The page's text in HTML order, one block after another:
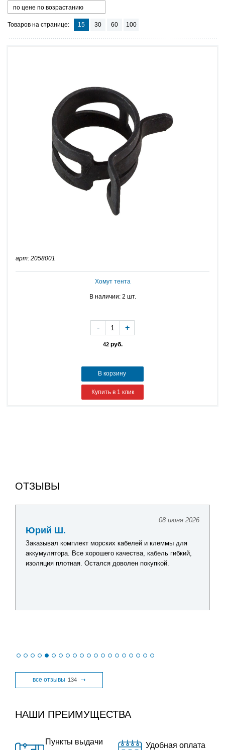
по цене по возрастанию
Товаров на странице: 15 30 60 100
арт: 2058001
Хомут тента
В наличии: 2 шт.
42руб.
- +
В корзину
Купить в 1 клик
ОТЗЫВЫ
08 июня 2026
Юрий Ш.
Заказывал комплект морских кабелей и клеммы для
аккумулятора. Все хорошего качества, кабель гибкий,
изоляция плотная. Остался доволен покупкой.
все отзывы 134
НАШИ ПРЕИМУЩЕСТВА
Пункты выдачи Удобная оплата